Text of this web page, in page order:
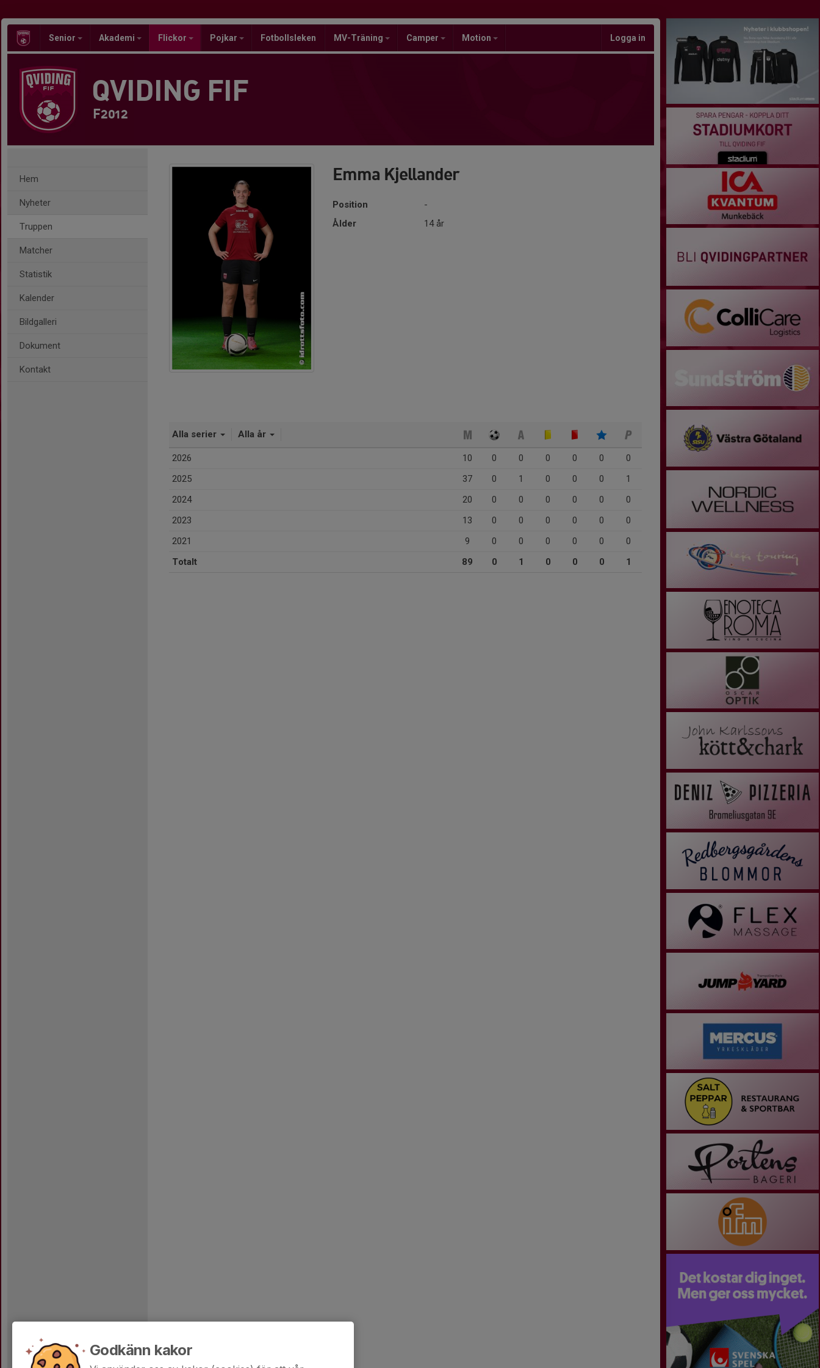
Senior Akademi Flickor Pojkar Fotbollsleken MV-Träning Camper Motion Logga in
QVIDING FIF
F2012
Hem
Nyheter
Truppen
Matcher
Statistik
Kalender
Bildgalleri
Dokument
Kontakt
Emma Kjellander
Position
-
Ålder
14 år
Alla serier Alla år
2026 10 0 0 0 0 0
0
2025
37 0 1 0 0 0
1
2024
20 0 0 0 0 0
0
2023
13 0 0 0 0 0
0
2021
9 0 0 0 0 0
0
Totalt
89 0 1 0 0 0 1
Godkänn kakor